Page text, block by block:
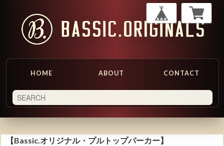
HOME ABOUT CONTACT
【Bassic.オリジナル・プルトップパーカー】